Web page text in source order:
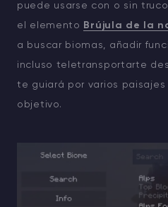
puede usarse con o sin
el elemento
Brújula de la
a buscar biomas, añadir
incluso teletransportarte
te guiará por varios
objetivo.